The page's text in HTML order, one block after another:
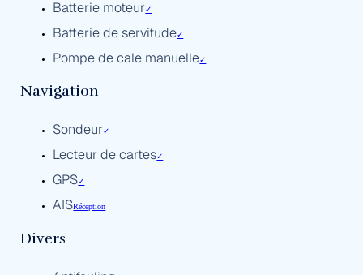
Batterie moteur✓
Batterie de servitude✓
Pompe de cale manuelle✓
Navigation
Sondeur✓
Lecteur de cartes✓
GPS✓
AISRéception
Divers